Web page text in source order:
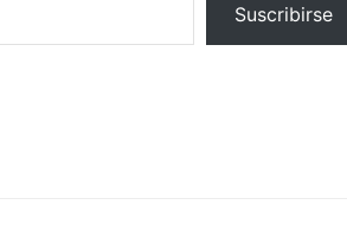
Suscribirse